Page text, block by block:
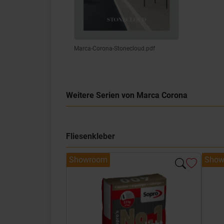
Marca-Corona-Stonecloud.pdf
Weitere Serien von Marca Corona
Fliesenkleber
Showroom